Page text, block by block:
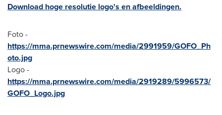
Download hoge resolutie logo's en afbeeldingen.
Foto -
https://mma.prnewswire.com/media/2991959/GOFO_Ph
oto.jpg
Logo -
https://mma.prnewswire.com/media/2919289/5996573/
GOFO_Logo.jpg